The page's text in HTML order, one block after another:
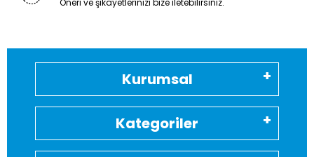
Öneri ve şikayetlerinizi bize iletebilirsiniz.
Kurumsal
Kategoriler